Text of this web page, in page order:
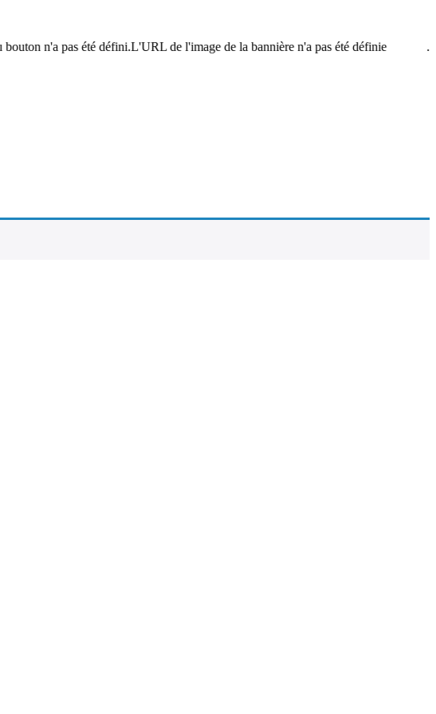
n'a pas été défini.L'URL de l'image de la bannière n'a pas été définie.